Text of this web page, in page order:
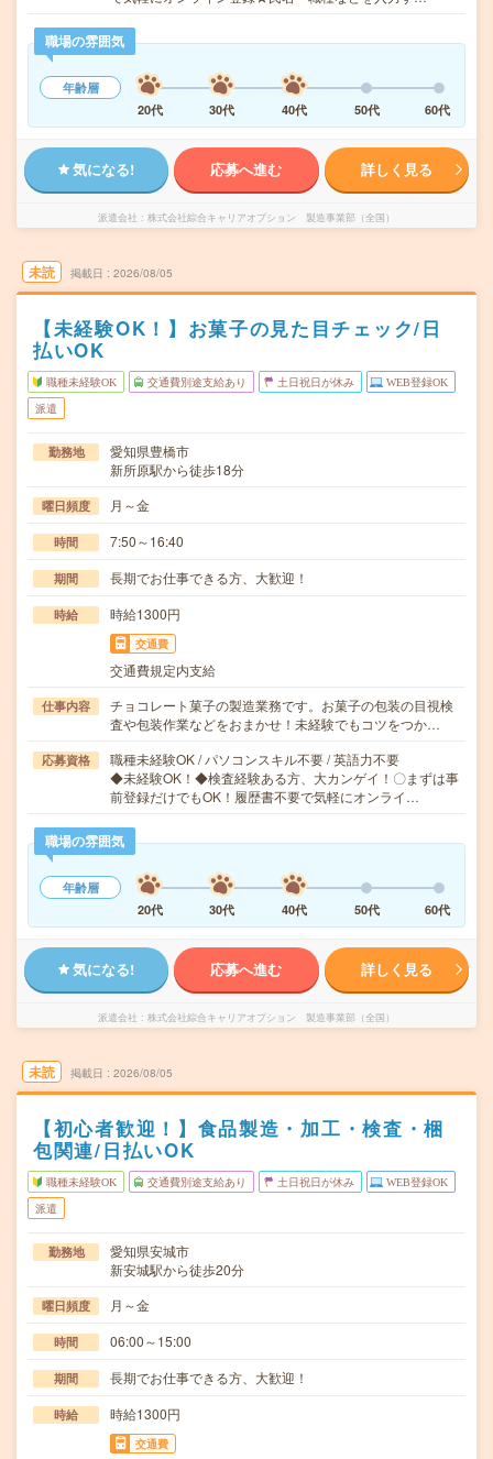
職場の雰囲気
年齢層
20代
30代 40代 50代 60代
気になる! 応募へ進む 詳しく見る
派遣会社 株式会社綜合キャリアオプション 製造事業部（全国）
未読 掲載日 2026/08/05
【未経験OK！】お菓子の見た目チェック/日
払いOK
職種未経験OK 交通費別途支給あり 土日祝日が休み WEB登録OK
派遣
勤務地
愛知県豊橋市
新所原駅から徒歩18分
曜日頻度 月～金
時間 7:50～16:40
期間 長期でお仕事できる方、大歓迎！
時給 時給1300円
交通費
交通費規定内支給
仕事内容
チョコレート菓子の製造業務です。お菓子の包装の目視検
査や包装作業などをおまかせ！未経験でもコツをつか…
応募資格
職種未経験OK / パソコンスキル不要 / 英語力不要
◆未経験OK！◆検査経験ある方、大カンゲイ！〇まずは事
前登録だけでもOK！履歴書不要で気軽にオンライ…
職場の雰囲気
年齢層
20代
30代 40代 50代 60代
気になる! 応募へ進む 詳しく見る
派遣会社 株式会社綜合キャリアオプション 製造事業部（全国）
未読 掲載日 2026/08/05
【初心者歓迎！】食品製造・加工・検査・梱
包関連/日払いOK
職種未経験OK 交通費別途支給あり 土日祝日が休み WEB登録OK
派遣
勤務地
愛知県安城市
新安城駅から徒歩20分
曜日頻度 月～金
時間 06:00～15:00
期間 長期でお仕事できる方、大歓迎！
時給 時給1300円
交通費